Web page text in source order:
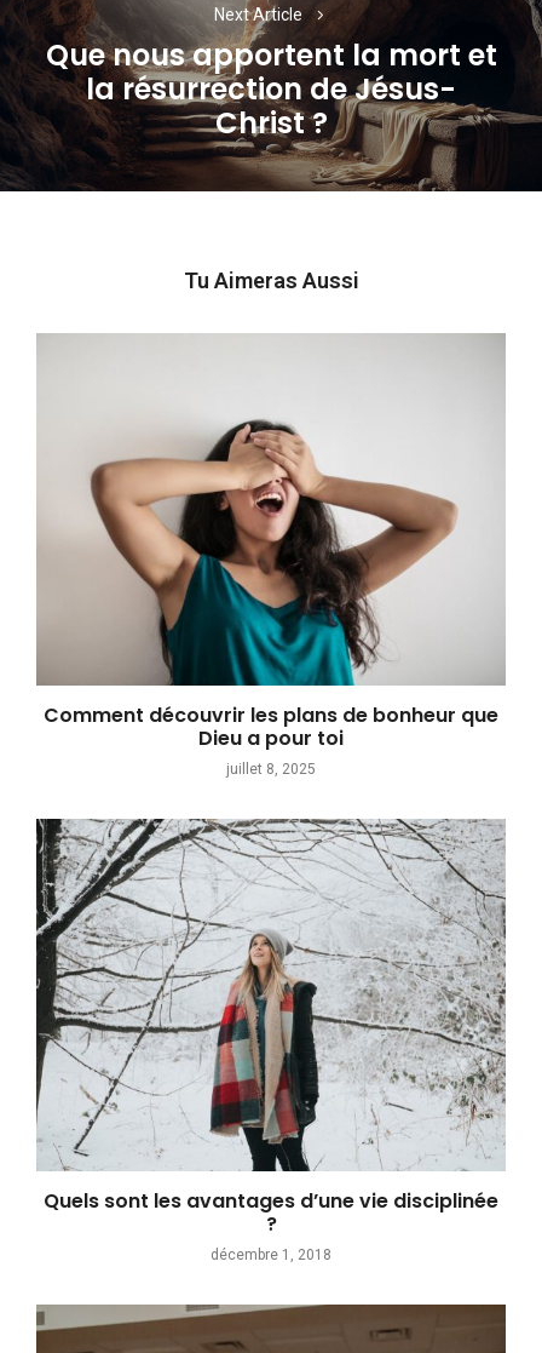
Next Article
Next
post:
Que nous apportent la mort et
la résurrection de Jésus-
Christ ?
Tu Aimeras Aussi
Comment découvrir les plans de bonheur que
Dieu a pour toi
juillet 8, 2025
Quels sont les avantages d’une vie disciplinée
?
décembre 1, 2018